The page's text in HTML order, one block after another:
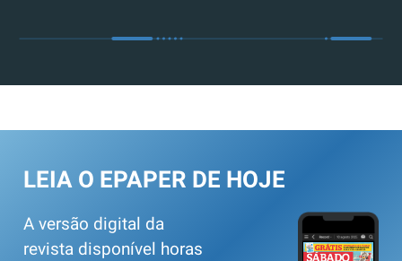
LEIA O EPAPER DE HOJE
A versão digital da
revista disponível horas